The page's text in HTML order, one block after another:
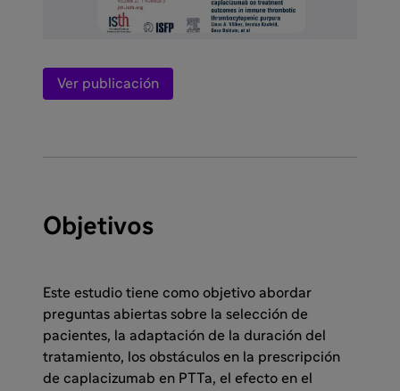
Ver publicación
Objetivos
Este estudio tiene como objetivo abordar
preguntas abiertas sobre la selección de
pacientes, la adaptación de la duración del
tratamiento, los obstáculos en la prescripción
de caplacizumab en PTTa, el efecto en el